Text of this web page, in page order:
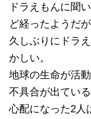
ドラえもんに聞
ど経ったようだ
久しぶりにドラ
かしい。
地球の生命が活
不具合が出ている
心配になった2人